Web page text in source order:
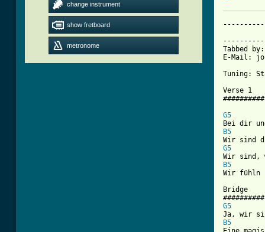
change instrument
show fretboard
metronome
Tabbed
E-Mail:
Tuning:
Verse 1
##########
G5
B5
G5
B5
Wir fühln
Bridge
G5
B5